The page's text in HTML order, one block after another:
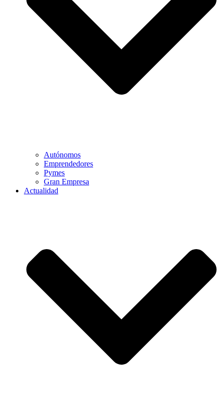
Autónomos
Emprendedores
Pymes
Gran Empresa
Actualidad